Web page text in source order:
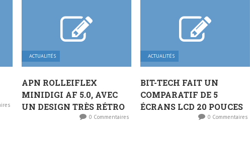
ACTUALITÉS
APN ROLLEIFLEX
MINIDIGI AF 5.0, AVEC
UN DESIGN TRÈS RÉTRO
0 Commentaires
ACTUALITÉS
BIT-TECH FAIT UN
COMPARATIF DE 5
ÉCRANS LCD 20 POUCES
0 Commentaires